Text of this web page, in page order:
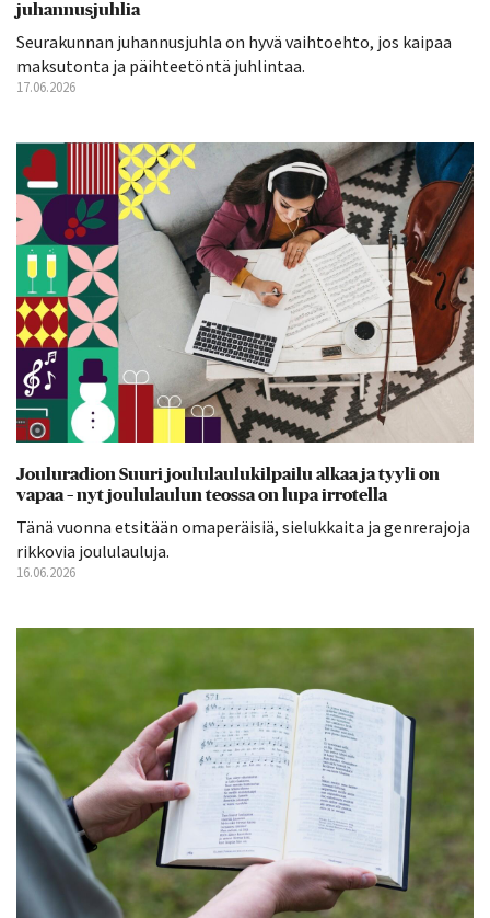
juhannusjuhlia
Seurakunnan juhannusjuhla on hyvä vaihtoehto, jos kaipaa
maksutonta ja päihteetöntä juhlintaa.
17.06.2026
Jouluradion Suuri joululaulukilpailu alkaa ja tyyli on
vapaa – nyt joululaulun teossa on lupa irrotella
Tänä vuonna etsitään omaperäisiä, sielukkaita ja genrerajoja
rikkovia joululauluja.
16.06.2026